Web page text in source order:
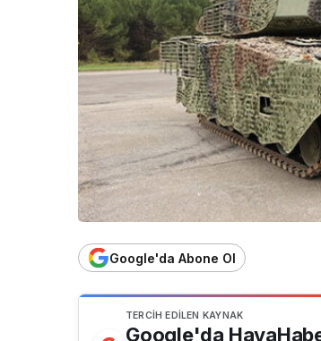
Google'da Abone Ol
TERCIH EDILEN KAYNAK
Google'da